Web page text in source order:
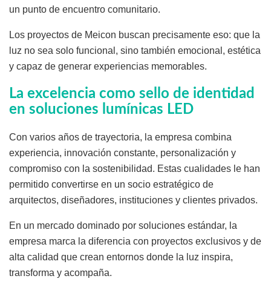
un punto de encuentro comunitario.
Los proyectos de Meicon buscan precisamente eso: que la
luz no sea solo funcional, sino también emocional, estética
y capaz de generar experiencias memorables.
La excelencia como sello de identidad
en soluciones lumínicas LED
Con varios años de trayectoria, la empresa combina
experiencia, innovación constante, personalización y
compromiso con la sostenibilidad. Estas cualidades le han
permitido convertirse en un socio estratégico de
arquitectos, diseñadores, instituciones y clientes privados.
En un mercado dominado por soluciones estándar, la
empresa marca la diferencia con proyectos exclusivos y de
alta calidad que crean entornos donde la luz inspira,
transforma y acompaña.